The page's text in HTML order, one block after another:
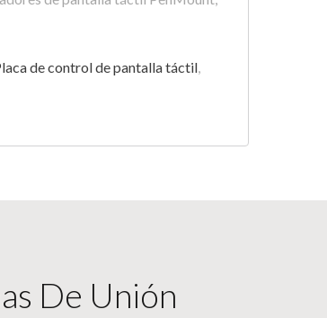
de control de pantalla táctil,
De Unión